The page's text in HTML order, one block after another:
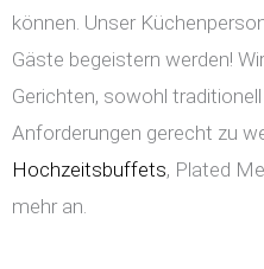
können. Unser
Gäste begeistern werden!
Gerichten, sowohl
Anforderungen gerecht zu
Hochzeitsbuffets, Plated
mehr an.